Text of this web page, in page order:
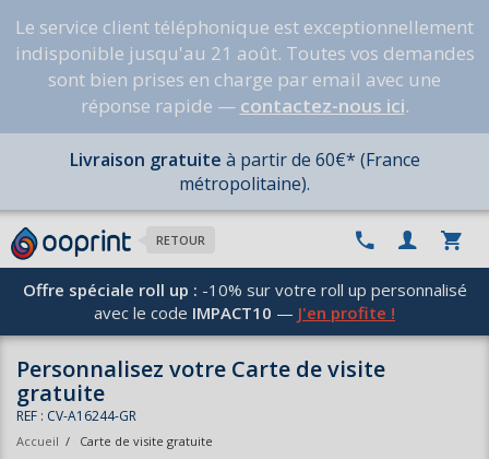
Le service client téléphonique est exceptionnellement
indisponible jusqu'au 21 août. Toutes vos demandes
sont bien prises en charge par email avec une
réponse rapide — contactez-nous ici.
Livraison gratuite à partir de 60€* (France
métropolitaine).
RETOUR
Offre spéciale roll up : -10% sur votre roll up personnalisé
avec le code IMPACT10 — J'en profite !
Personnalisez votre Carte de visite
gratuite
REF : CV-A16244-GR
Accueil / Carte de visite gratuite